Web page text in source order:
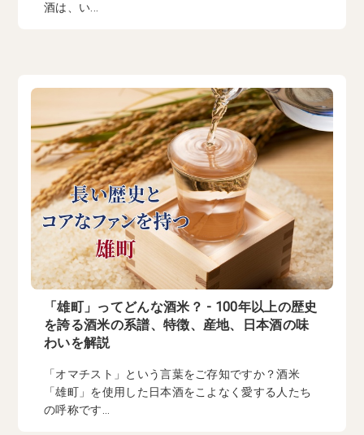
酒は、い...
「雄町」ってどんな酒米？ - 100年以上の歴史
を誇る酒米の系譜、特徴、産地、日本酒の味
わいを解説
「オマチスト」という言葉をご存知ですか？酒米
「雄町」を使用した日本酒をこよなく愛する人たち
の呼称です...